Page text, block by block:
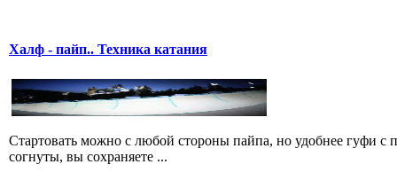
Халф - пайп.. Техника катания
Стартовать можно с любой стороны пайпа, но удобнее гуфи с
согнуты, вы сохраняете ...